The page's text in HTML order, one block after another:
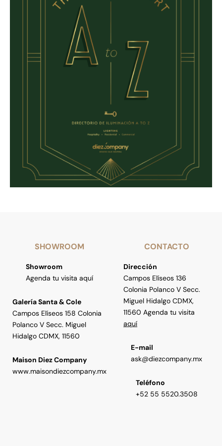
SHOWROOM
Showroom
Agenda tu visita aquí
Galería Santa & Cole
Campos Elíseos 158 Colonia
Polanco V Secc. Miguel
Hidalgo CDMX, 11560
Maison Diez Company
www.maisondiezcompany.mx
CONTACTO
Dirección
Campos Elíseos 136
Colonia Polanco V Secc.
Miguel Hidalgo CDMX,
11560 Agenda tu visita
aquí
E-mail
ask@diezcompany.mx
Teléfono
+52 55 5520.3508